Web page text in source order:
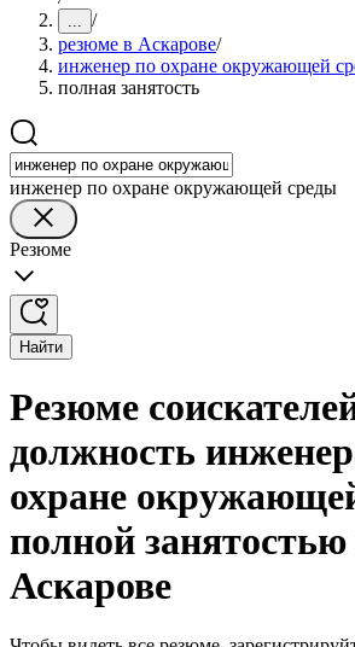
... /
резюме в Аскарове/
инженер по охране окружающей
полная занятость
инженер по охране окружающей среды
Резюме
Найти
Резюме
должность
охране
полной занятостью
Аскарове